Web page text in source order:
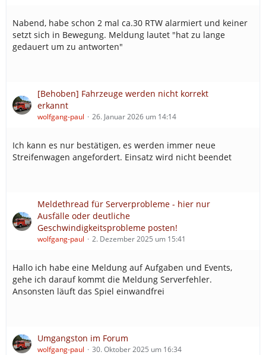
Nabend, habe schon 2 mal ca.30 RTW alarmiert und keiner
setzt sich in Bewegung. Meldung lautet "hat zu lange
gedauert um zu antworten"
[Behoben] Fahrzeuge werden nicht korrekt
erkannt
wolfgang-paul 26. Januar 2026 um 14:14
Ich kann es nur bestätigen, es werden immer neue
Streifenwagen angefordert. Einsatz wird nicht beendet
Meldethread für Serverprobleme - hier nur
Ausfälle oder deutliche
Geschwindigkeitsprobleme posten!
wolfgang-paul 2. Dezember 2025 um 15:41
Hallo ich habe eine Meldung auf Aufgaben und Events,
gehe ich darauf kommt die Meldung Serverfehler.
Ansonsten läuft das Spiel einwandfrei
Umgangston im Forum
wolfgang-paul 30. Oktober 2025 um 16:34